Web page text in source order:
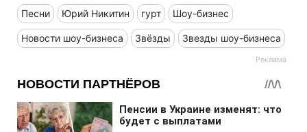
Песни Юрий Никитин гурт Шоу-бизнес
Новости шоу-бизнеса Звёзды Звезды шоу-бизнеса